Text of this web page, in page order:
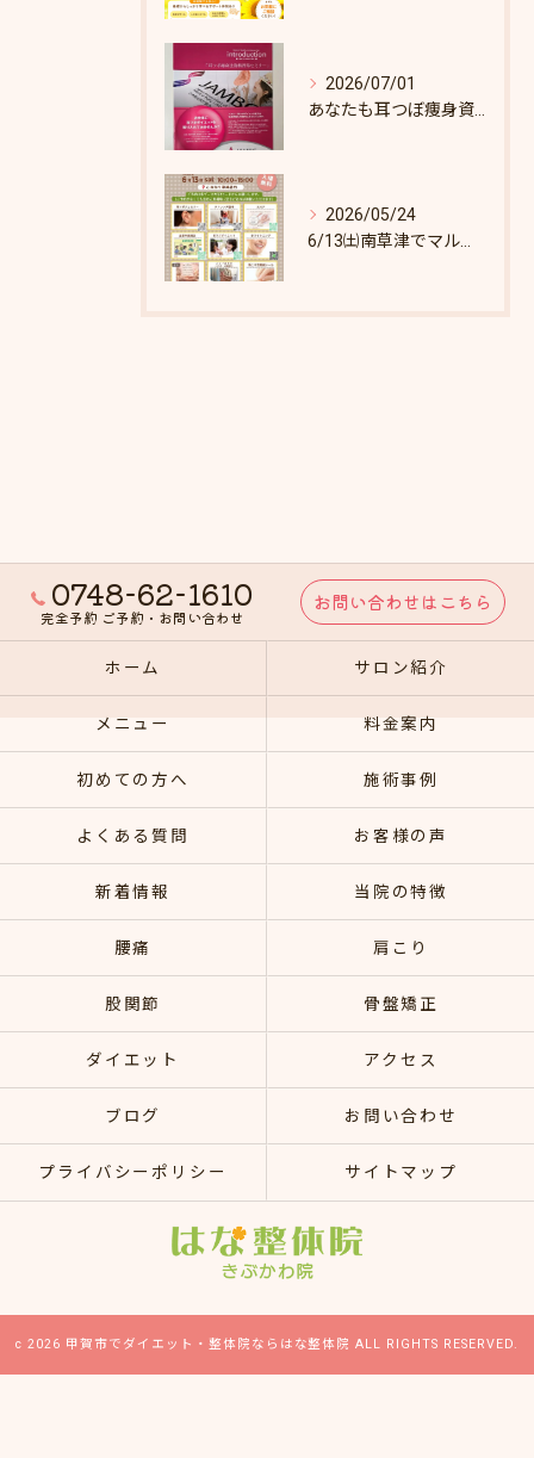
2026/07/01
2026/05/24
0748-62-1610
完全予約 ご予約・お問い合わせ
お問い合わせはこちら
ホーム サロン紹介
メニュー 料金案内
初めての方へ 施術事例
よくある質問 お客様の声
新着情報 当院の特徴
腰痛 肩こり
股関節 骨盤矯正
ダイエット アクセス
ブログ お問い合わせ
プライバシーポリシー サイトマップ
c 2026 甲賀市でダイエット・整体院ならはな整体院 ALL RIGHTS RESERVED.